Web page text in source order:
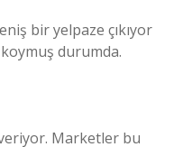
bir yelpaze çıkıyor
durumda.
Marketler bu